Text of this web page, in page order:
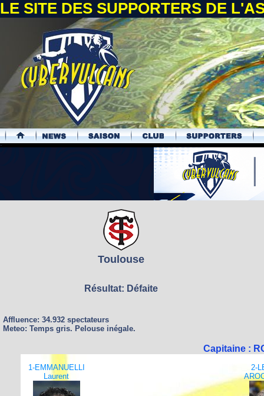
LE SITE DES SUPPORTERS DE
.
Toulouse
Résultat: Défaite
Affluence: 34.932 spectateurs
Meteo: Temps gris. Pelouse inégale.
Capitaine :
1-EMMANUELLI
Laurent
2-